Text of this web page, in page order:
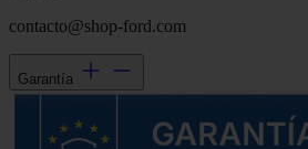
contacto@shop-ford.com
Garantía